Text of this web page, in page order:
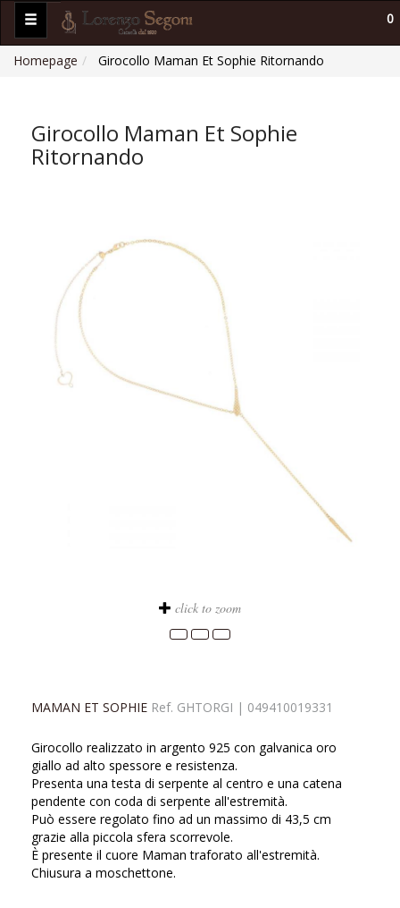
0
Homepage Girocollo Maman Et Sophie Ritornando
Girocollo Maman Et Sophie
Ritornando
click to zoom
MAMAN ET SOPHIE Ref. GHTORGI | 049410019331
Girocollo realizzato in argento 925 con galvanica oro
giallo ad alto spessore e resistenza.
Presenta una testa di serpente al centro e una catena
pendente con coda di serpente all'estremità.
Può essere regolato fino ad un massimo di 43,5 cm
grazie alla piccola sfera scorrevole.
È presente il cuore Maman traforato all'estremità.
Chiusura a moschettone.